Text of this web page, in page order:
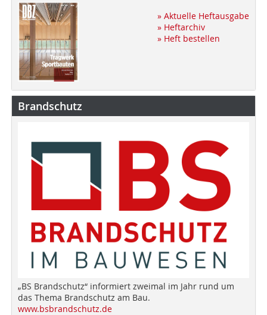
» Aktuelle Heftausgabe
» Heftarchiv
» Heft bestellen
Brandschutz
„BS Brandschutz“ informiert zweimal im Jahr rund um
das Thema Brandschutz am Bau.
www.bsbrandschutz.de